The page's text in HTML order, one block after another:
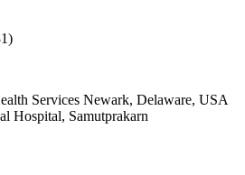
Services Newark, Delaware, USA
Hospital, Samutprakarn